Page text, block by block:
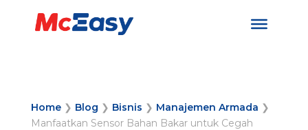
Home❯ Blog ❯ Bisnis ❯ Manajemen Armada ❯
Manfaatkan Sensor Bahan Bakar untuk Cegah